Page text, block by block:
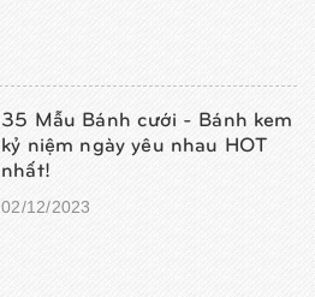
35 Mẫu Bánh cưới - Bánh kem
kỷ niệm ngày yêu nhau HOT
nhất!
02/12/2023